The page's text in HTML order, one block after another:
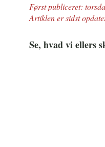
Først publiceret:
Artiklen er sidst
Se, hvad vi ellers